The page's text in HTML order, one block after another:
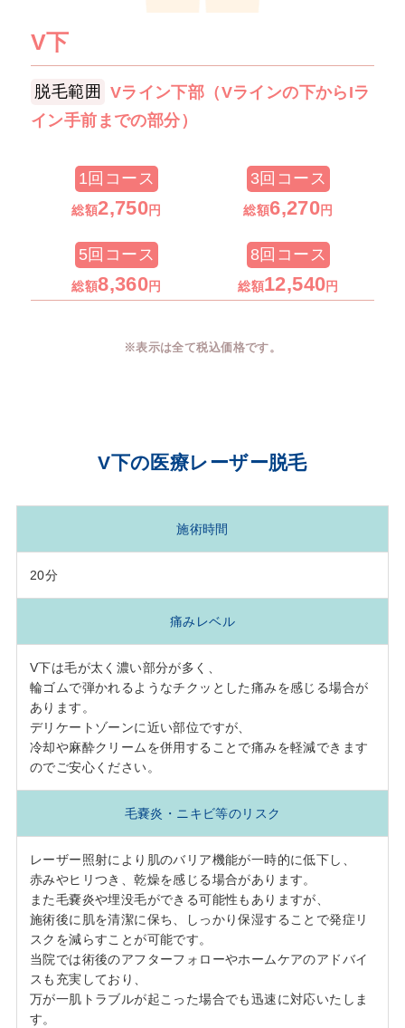
V下
脱毛範囲
Vライン下部（Vラインの下からIラ
イン手前までの部分）
1回コース
総額2,750円
3回コース
総額6,270円
5回コース
総額8,360円
8回コース
総額12,540円
※表示は全て税込価格です。
V下の医療レーザー脱毛
施術時間
20分
痛みレベル
V下は毛が太く濃い部分が多く、
輪ゴムで弾かれるようなチクッとした痛みを感じる場合が
あります。
デリケートゾーンに近い部位ですが、
冷却や麻酔クリームを併用することで痛みを軽減できます
のでご安心ください。
毛嚢炎・ニキビ等のリスク
レーザー照射により肌のバリア機能が一時的に低下し、
赤みやヒリつき、乾燥を感じる場合があります。
また毛嚢炎や埋没毛ができる可能性もありますが、
施術後に肌を清潔に保ち、しっかり保湿することで発症リ
スクを減らすことが可能です。
当院では術後のアフターフォローやホームケアのアドバイ
スも充実しており、
万が一肌トラブルが起こった場合でも迅速に対応いたしま
す。